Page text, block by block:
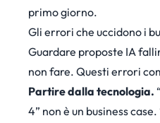
primo giorno.
Gli errori che uccidono i
Guardare proposte IA
non fare. Questi errori
Partire dalla tecnologia.
4” non è un business